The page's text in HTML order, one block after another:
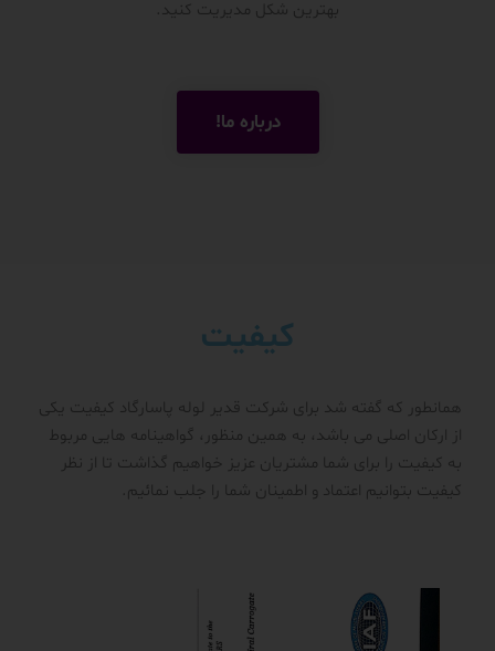
بهترین شکل مدیریت کنید.
درباره ما!
کیفیت
همانطور که گفته شد برای شرکت قدیر لوله پاسارگاد کیفیت یکی
از ارکان اصلی می باشد، به همین منظور، گواهینامه هایی مربوط
به کیفیت را برای شما مشتریان عزیز خواهیم گذاشت تا از نظر
کیفیت بتوانیم اعتماد و اطمینان شما را جلب نمائیم.